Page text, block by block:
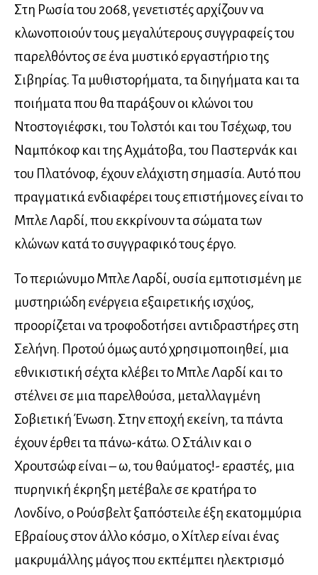
Στη Ρωσία του 2068, γενετιστές αρχίζουν να
κλωνοποιούν τους μεγαλύτερους συγγραφείς του
παρελθόντος σε ένα μυστικό εργαστήριο της
Σιβηρίας. Τα μυθιστορήματα, τα διηγήματα και τα
ποιήματα που θα παράξουν οι κλώνοι του
Ντοστογιέφσκι, του Τολστόι και του Τσέχωφ, του
Ναμπόκοφ και της Αχμάτοβα, του Παστερνάκ και
του Πλατόνοφ, έχουν ελάχιστη σημασία. Αυτό που
πραγματικά ενδιαφέρει τους επιστήμονες είναι το
Μπλε Λαρδί, που εκκρίνουν τα σώματα των
κλώνων κατά το συγγραφικό τους έργο.
Το περιώνυμο Μπλε Λαρδί, ουσία εμποτισμένη με
μυστηριώδη ενέργεια εξαιρετικής ισχύος,
προορίζεται να τροφοδοτήσει αντιδραστήρες στη
Σελήνη. Προτού όμως αυτό χρησιμοποιηθεί, μια
εθνικιστική σέχτα κλέβει το Μπλε Λαρδί και το
στέλνει σε μια παρελθούσα, μεταλλαγμένη
Σοβιετική Ένωση. Στην εποχή εκείνη, τα πάντα
έχουν έρθει τα πάνω-κάτω. Ο Στάλιν και ο
Χρουτσώφ είναι – ω, του θαύματος!- εραστές, μια
πυρηνική έκρηξη μετέβαλε σε κρατήρα το
Λονδίνο, ο Ρούσβελτ ξαπόστειλε έξη εκατομμύρια
Εβραίους στον άλλο κόσμο, ο Χίτλερ είναι ένας
μακρυμάλλης μάγος που εκπέμπει ηλεκτρισμό